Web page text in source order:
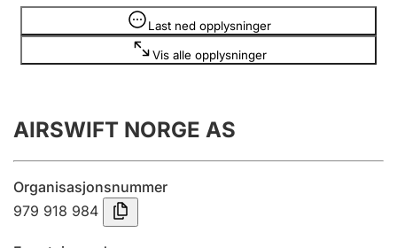
Registrere, endre, slette
Årsregnskap
Innsending og forsinkelsesgebyr
Tinglysing
Last ned opplysninger
Vis alle opplysninger
Opplysninger er skjult
AIRSWIFT NORGE AS
Organisasjonsnummer
979 918 984